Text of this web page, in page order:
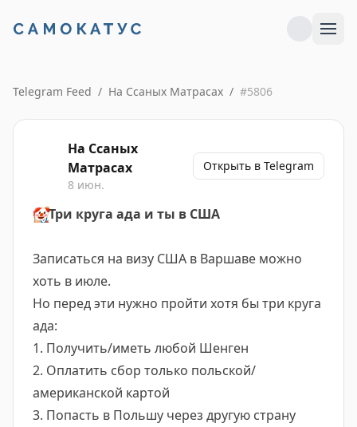
Telegram Feed / На Ссаных Матрасах / #5806
На Ссаных
Матрасах
8 июн.
Открыть в Telegram
🤡Три круга ада и ты в США
Записаться на визу США в Варшаве можно
хоть в июле.
Но перед эти нужно пройти хотя бы три круга
ада:
1. Получить/иметь любой Шенген
2. Оплатить сбор только польской/
американской картой
3. Попасть в Польшу через другую страну